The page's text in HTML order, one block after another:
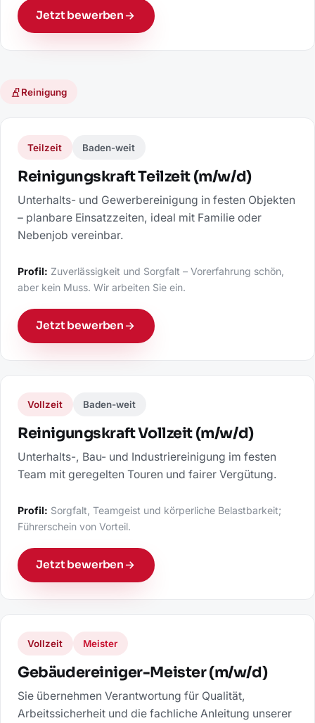
Jetzt bewerben
Reinigung
Teilzeit Baden-weit
Reinigungskraft Teilzeit (m/w/d)
Unterhalts- und Gewerbereinigung in festen Objekten
– planbare Einsatzzeiten, ideal mit Familie oder
Nebenjob vereinbar.
Profil: Zuverlässigkeit und Sorgfalt – Vorerfahrung schön,
aber kein Muss. Wir arbeiten Sie ein.
Jetzt bewerben
Vollzeit Baden-weit
Reinigungskraft Vollzeit (m/w/d)
Unterhalts-, Bau- und Industriereinigung im festen
Team mit geregelten Touren und fairer Vergütung.
Profil: Sorgfalt, Teamgeist und körperliche Belastbarkeit;
Führerschein von Vorteil.
Jetzt bewerben
Vollzeit Meister
Gebäudereiniger-Meister (m/w/d)
Sie übernehmen Verantwortung für Qualität,
Arbeitssicherheit und die fachliche Anleitung unserer